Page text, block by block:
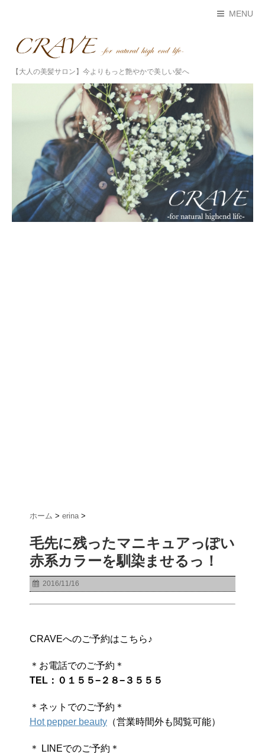
MENU
【大人の美髪サロン】今よりもっと艶やかで美しい髪へ
ホーム > erina >
毛先に残ったマニキュアっぽい
赤系カラーを馴染ませるっ！
2016/11/16
CRAVEへのご予約はこちら♪
＊お電話でのご予約＊
TEL：０１５５−２８−３５５５
＊ネットでのご予約＊
Hot pepper beauty （営業時間外も閲覧可能）
＊ LINEでのご予約＊